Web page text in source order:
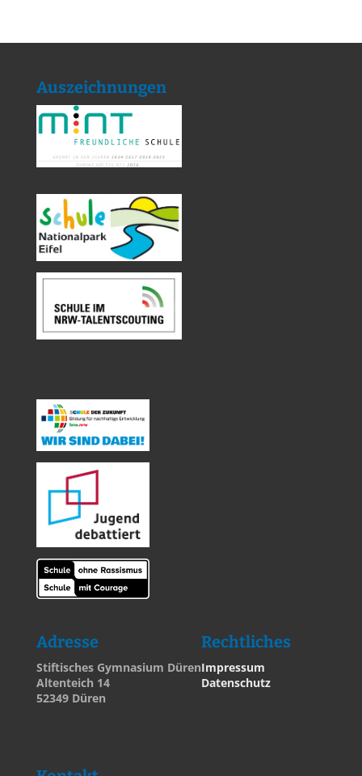
Auszeichnungen
Adresse
Stiftisches Gymnasium Düren
Altenteich 14
52349 Düren
Rechtliches
Impressum
Datenschutz